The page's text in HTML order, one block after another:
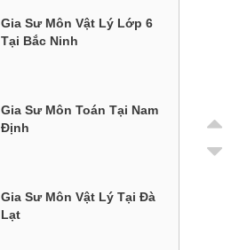
Gia Sư Môn Vật Lý Lớp 6
Tại Bắc Ninh
Gia Sư Môn Toán Tại Nam
Định
Gia Sư Môn Vật Lý Tại Đà
Lạt